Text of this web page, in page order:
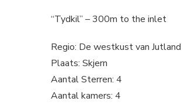
“Tydkil” – 300m to the inlet
Regio: De westkust van Jutland
Plaats: Skjern
Aantal Sterren: 4
Aantal kamers: 4